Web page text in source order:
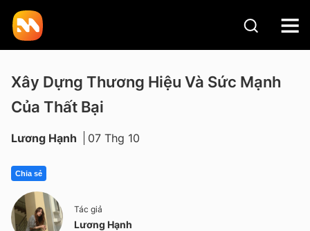
Xây Dựng Thương Hiệu Và Sức Mạnh
Của Thất Bại
Lương Hạnh 07 Thg 10
Chia sẻ
Tác giả
Lương Hạnh